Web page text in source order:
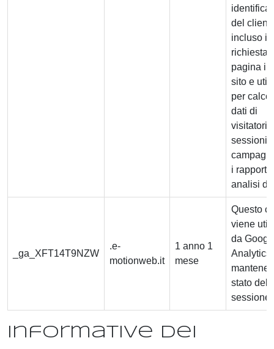
del
incluso
richiesta
pagina in
sito e
per
dati di
visitatori,
sessioni
i rapporti
analisi
_ga_XFT14T9NZW
.e-
motionweb.it
1 anno 1
mese
Questo
viene
da
Analytics
stato
sessione.
Informative dei